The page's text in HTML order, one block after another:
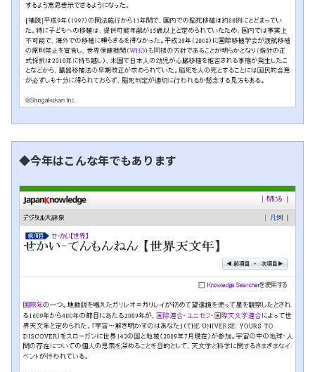
◆今年はこんな年でもあります